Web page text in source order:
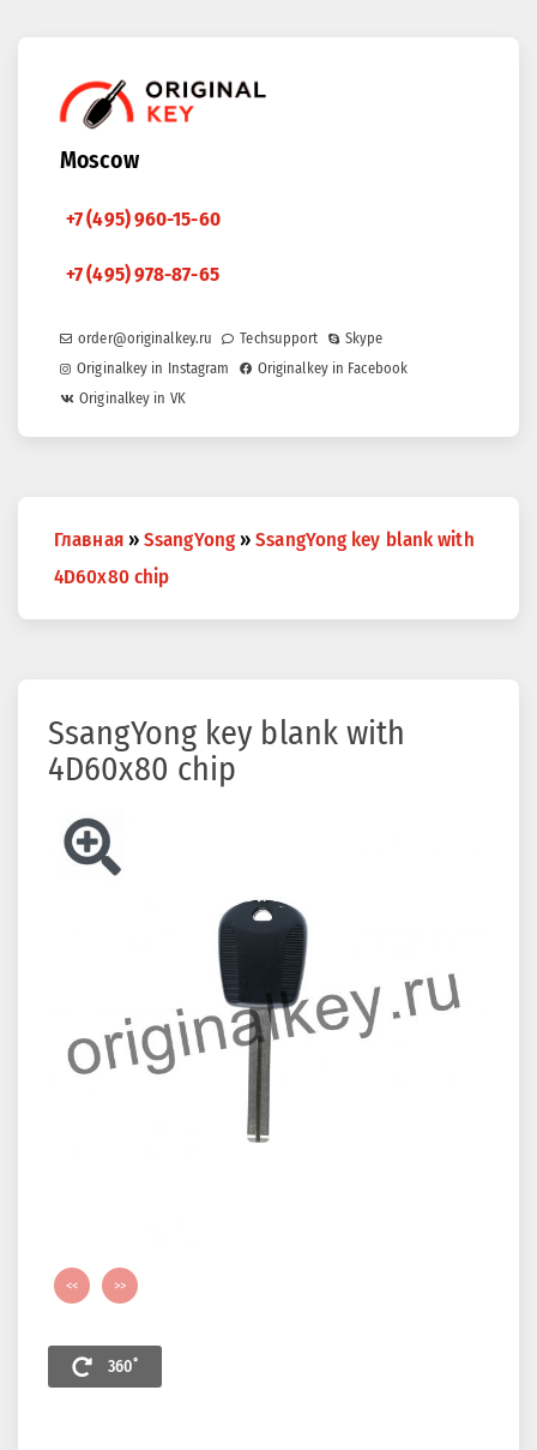
Moscow
+7 (495) 960-15-60
+7 (495) 978-87-65
order@originalkey.ru Techsupport
Skype
Originalkey in Instagram
Originalkey in Facebook
Originalkey in VK
are
here
Главная » SsangYong » SsangYong key blank with
4D60x80 chip
SsangYong key blank with
4D60x80 chip
<< >>
360˚